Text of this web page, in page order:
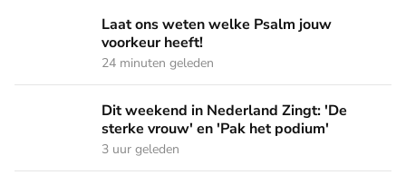
Laat ons weten welke Psalm jouw voorkeur heeft!
Laat ons weten welke Psalm jouw
voorkeur heeft!
24 minuten geleden
Dit weekend in Nederland Zingt: 'De sterke vrouw' en 'Pak
Dit weekend in Nederland Zingt: 'De
sterke vrouw' en 'Pak het podium'
3 uur geleden